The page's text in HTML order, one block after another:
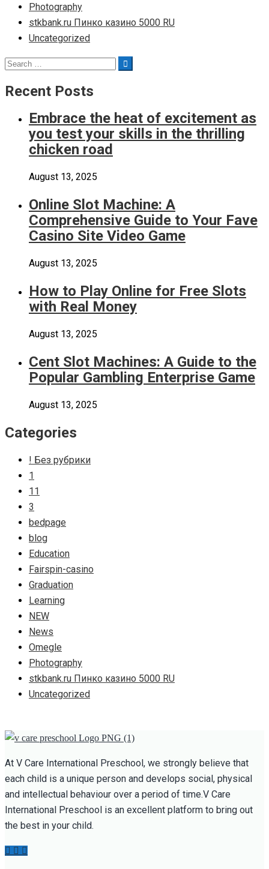
Photography
stkbank.ru Пинко казино 5000 RU
Uncategorized
Search
Search
Recent Posts
Embrace the heat of excitement as
you test your skills in the thrilling
chicken road
August 13, 2025
Online Slot Machine: A
Comprehensive Guide to Your Fave
Casino Site Video Game
August 13, 2025
How to Play Online for Free Slots
with Real Money
August 13, 2025
Cent Slot Machines: A Guide to the
Popular Gambling Enterprise Game
August 13, 2025
Categories
! Без рубрики
1
11
3
bedpage
blog
Education
Fairspin-casino
Graduation
Learning
NEW
News
Omegle
Photography
stkbank.ru Пинко казино 5000 RU
Uncategorized
At V Care International Preschool, we strongly believe that
each child is a unique person and develops social, physical
and intellectual behaviour over a period of time.V Care
International Preschool is an excellent platform to bring out
the best in your child.